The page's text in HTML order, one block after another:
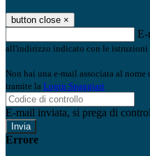
button close ×
E-
all'indirizzo indicato con le istruzioni
Non hai una e-mail associata al
tramite la Login Spaggiari
E-mail inviata, si prega di
Errore